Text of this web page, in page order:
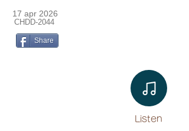
17 apr 2026
CHDD-2044
Share
Listen​